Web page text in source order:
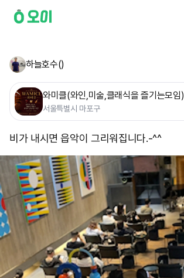
하늘호수()
와미클(와인,미술,클래식을 즐기는모임)
서울특별시 마포구
비가 내시면 읍악이 그리워집니다.-^^